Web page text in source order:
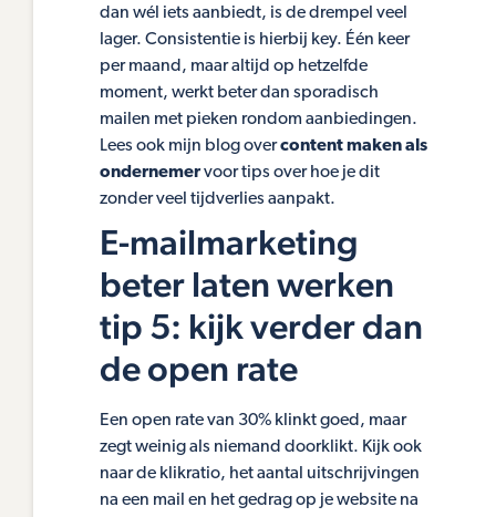
dan wél iets aanbiedt, is de drempel veel
lager. Consistentie is hierbij key. Één keer
per maand, maar altijd op hetzelfde
moment, werkt beter dan sporadisch
mailen met pieken rondom aanbiedingen.
Lees ook mijn blog overcontent maken als
ondernemervoor tips over hoe je dit
zonder veel tijdverlies aanpakt.
E-mailmarketing
beter laten werken
tip 5: kijk verder dan
de open rate
Een open rate van 30% klinkt goed, maar
zegt weinig als niemand doorklikt. Kijk ook
naar de klikratio, het aantal uitschrijvingen
na een mail en het gedrag op je website na